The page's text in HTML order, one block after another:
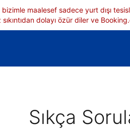
maalesef sadece yurt dışı
sıkıntıdan dolayı özür diler ve
Sıkça